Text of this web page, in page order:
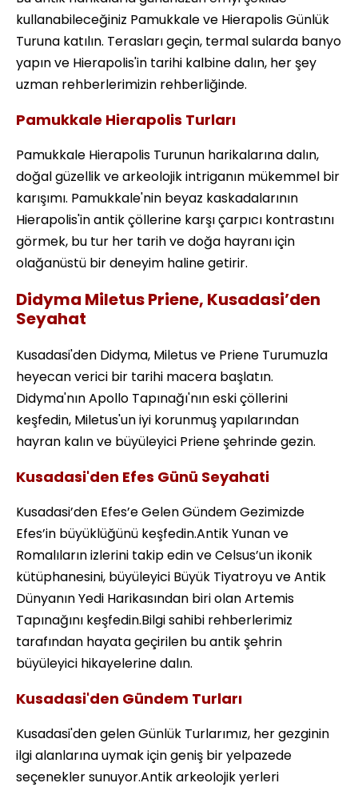
kullanabileceğiniz Pamukkale ve Hierapolis Günlük
Turuna katılın. Terasları geçin, termal sularda banyo
yapın ve Hierapolis'in tarihi kalbine dalın, her şey
uzman rehberlerimizin rehberliğinde.
Pamukkale Hierapolis Turları
Pamukkale Hierapolis Turunun harikalarına dalın,
doğal güzellik ve arkeolojik intriganın mükemmel bir
karışımı. Pamukkale'nin beyaz kaskadalarının
Hierapolis'in antik çöllerine karşı çarpıcı kontrastını
görmek, bu tur her tarih ve doğa hayranı için
olağanüstü bir deneyim haline getirir.
Didyma Miletus Priene, Kusadasi’den
Seyahat
Kusadasi'den Didyma, Miletus ve Priene Turumuzla
heyecan verici bir tarihi macera başlatın.
Didyma'nın Apollo Tapınağı'nın eski çöllerini
keşfedin, Miletus'un iyi korunmuş yapılarından
hayran kalın ve büyüleyici Priene şehrinde gezin.
Kusadasi'den Efes Günü Seyahati
Kusadasi’den Efes’e Gelen Gündem Gezimizde
Efes’in büyüklüğünü keşfedin.Antik Yunan ve
Romalıların izlerini takip edin ve Celsus’un ikonik
kütüphanesini, büyüleyici Büyük Tiyatroyu ve Antik
Dünyanın Yedi Harikasından biri olan Artemis
Tapınağını keşfedin.Bilgi sahibi rehberlerimiz
tarafından hayata geçirilen bu antik şehrin
büyüleyici hikayelerine dalın.
Kusadasi'den Gündem Turları
Kusadasi'den gelen Günlük Turlarımız, her gezginin
ilgi alanlarına uymak için geniş bir yelpazede
seçenekler sunuyor.Antik arkeolojik yerleri